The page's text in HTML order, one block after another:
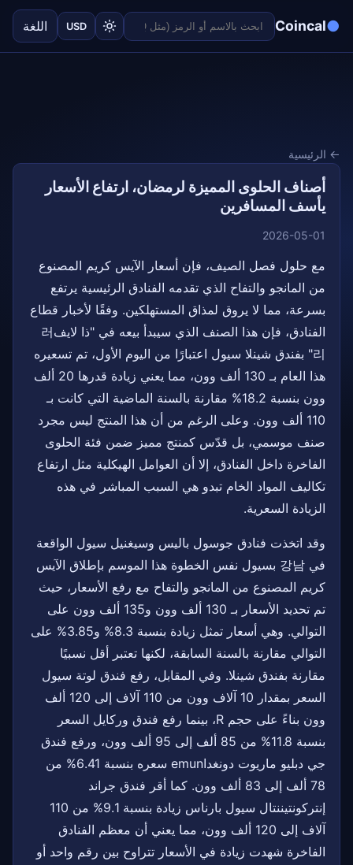
●
Coincal
USD اللغة
← الرئيسية
أصناف الحلوى المميزة لرمضان، ارتفاع الأسعار
يأسف المسافرين
2026-05-01
مع حلول فصل الصيف، فإن أسعار الآيس كريم المصنوع
من المانجو والتفاح الذي تقدمه الفنادق الرئيسية يرتفع
بسرعة، مما لا يروق لمذاق المستهلكين. وفقًا لأخبار قطاع
الفنادق، فإن هذا الصنف الذي سيبدأ بيعه في "ذا لايف러
리" بفندق شينلا سيول اعتبارًا من اليوم الأول، تم تسعيره
هذا العام بـ 130 ألف وون، مما يعني زيادة قدرها 20 ألف
وون بنسبة 18.2% مقارنة بالسنة الماضية التي كانت بـ
110 ألف وون. وعلى الرغم من أن هذا المنتج ليس مجرد
صنف موسمي، بل قدّس كمنتج مميز ضمن فئة الحلوى
الفاخرة داخل الفنادق، إلا أن العوامل الهيكلية مثل ارتفاع
تكاليف المواد الخام تبدو هي السبب المباشر في هذه
الزيادة السعرية.
وقد اتخذت فنادق جوسول باليس وسيغنيل سيول الواقعة
في 강남 بسيول نفس الخطوة هذا الموسم بإطلاق الآيس
كريم المصنوع من المانجو والتفاح مع رفع الأسعار، حيث
تم تحديد الأسعار بـ 130 ألف وون و135 ألف وون على
التوالي. وهي أسعار تمثل زيادة بنسبة 8.3% و3.85% على
التوالي مقارنة بالسنة السابقة، لكنها تعتبر أقل نسبيًا
مقارنة بفندق شينلا. وفي المقابل، رفع فندق لوتة سيول
السعر بمقدار 10 آلاف وون من 110 آلاف إلى 120 ألف
وون بناءً على حجم R، بينما رفع فندق وركايل السعر
بنسبة 11.8% من 85 ألف إلى 95 ألف وون، ورفع فندق
جي دبليو ماريوت دونغداemun سعره بنسبة 6.41% من
78 ألف إلى 83 ألف وون. كما أقر فندق جراند
إنتركونتيننتال سيول بارناس زيادة بنسبة 9.1% من 110
آلاف إلى 120 ألف وون، مما يعني أن معظم الفنادق
الفاخرة شهدت زيادة في الأسعار تتراوح بين رقم واحد أو